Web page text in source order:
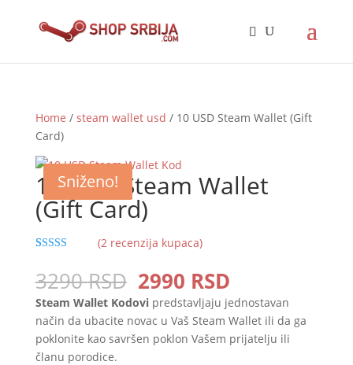
Home / steam wallet usd / 10 USD Steam Wallet (Gift
Card)
Sniženo!
10 USD Steam Wallet
(Gift Card)
based on
customer
ratings
(2 recenzija kupaca)
3290RSD Original
price
was:
3290 RSD.
2990 RSDCurrent
price
is:
2990 RSD.
Steam Wallet Kodovipredstavljaju jednostavan
način da ubacite novac u Vaš Steam Wallet ili da ga
poklonite kao savršen poklon Vašem prijatelju ili
članu porodice.
Sniženo!
Sniženo!
Sniženo!